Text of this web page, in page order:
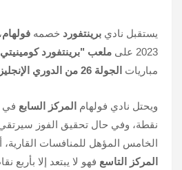
يستقبل نادي برينتفورد خصمه فولهام
2023 على
ملعب "برينتفورد
مباريات الجولة 26 من الدوري الإنجليزي الممتاز
ويحتل نادي فولهام المركز السابع
نقطة، وفي حال تحقيق الفوز سيرتقي
الخامس المؤهل للمنافسات القارية،
المركز التاسع فهو لا يبتعد إلا